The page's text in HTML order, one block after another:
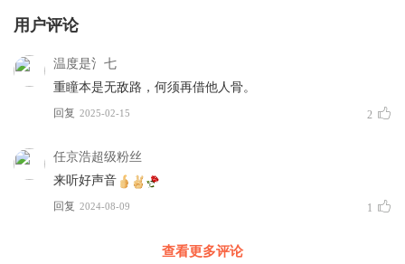
用户评论
温度是氵七
重瞳本是无敌路，何须再借他人骨。
回复 2025-02-15 2
任京浩超级粉丝
来听好声音
回复 2024-08-09 1
查看更多评论